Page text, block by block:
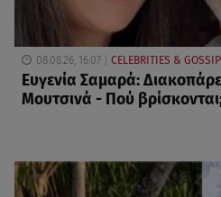
08.08.26, 16:07 CELEBRITIES &
Ευγενία Σαμαρά:
Μουτσινά - Πού